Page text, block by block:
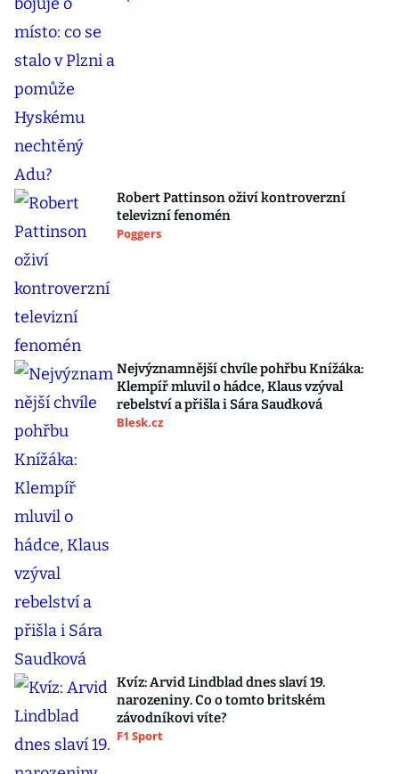
Robert Pattinson oživí kontroverzní
televizní fenomén
Poggers
Nejvýznamnější chvíle pohřbu Knížáka:
Klempíř mluvil o hádce, Klaus vzýval
rebelství a přišla i Sára Saudková
Blesk.cz
Kvíz: Arvid Lindblad dnes slaví 19.
narozeniny. Co o tomto britském
závodníkovi víte?
F1 Sport